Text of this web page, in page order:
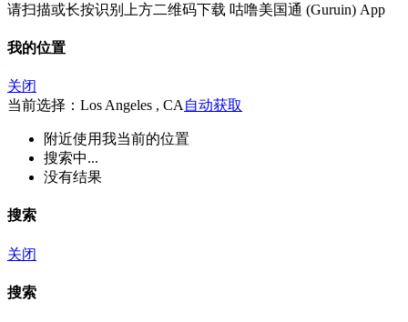
请扫描或长按识别上方二维码下载 咕噜美国通 (Guruin) App
我的位置
关闭
当前选择：Los Angeles , CA 自动获取
附近使用我当前的位置
搜索中...
没有结果
搜索
关闭
搜索